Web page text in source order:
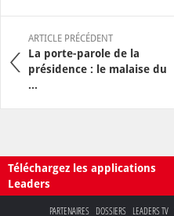
ARTICLE PRÉCÉDENT
La porte-parole de la
présidence : le malaise du
...
Téléchargez les applications
Leaders
PARTENAIRES DOSSIERS LEADERS TV